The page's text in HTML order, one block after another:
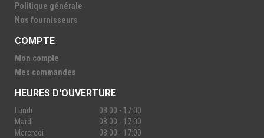
Politique générale
Nos fournisseurs
COMPTE
Mon compte
Mes commandes
HEURES D'OUVERTURE
Lundi
08:00 - 17:00
Mardi
08:00 - 17:00
Mercredi
08:00 - 17:00